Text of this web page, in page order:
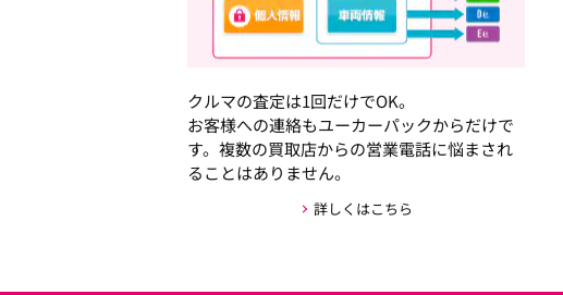
クルマの査定は1回だけでOK。
お客様への連絡もユーカーパックからだけで
す。複数の買取店からの営業電話に悩まされ
ることはありません。
詳しくはこちら